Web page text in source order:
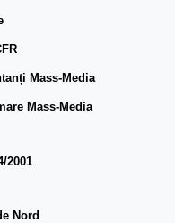
Mass-Media
Mass-Media
2001
Nord